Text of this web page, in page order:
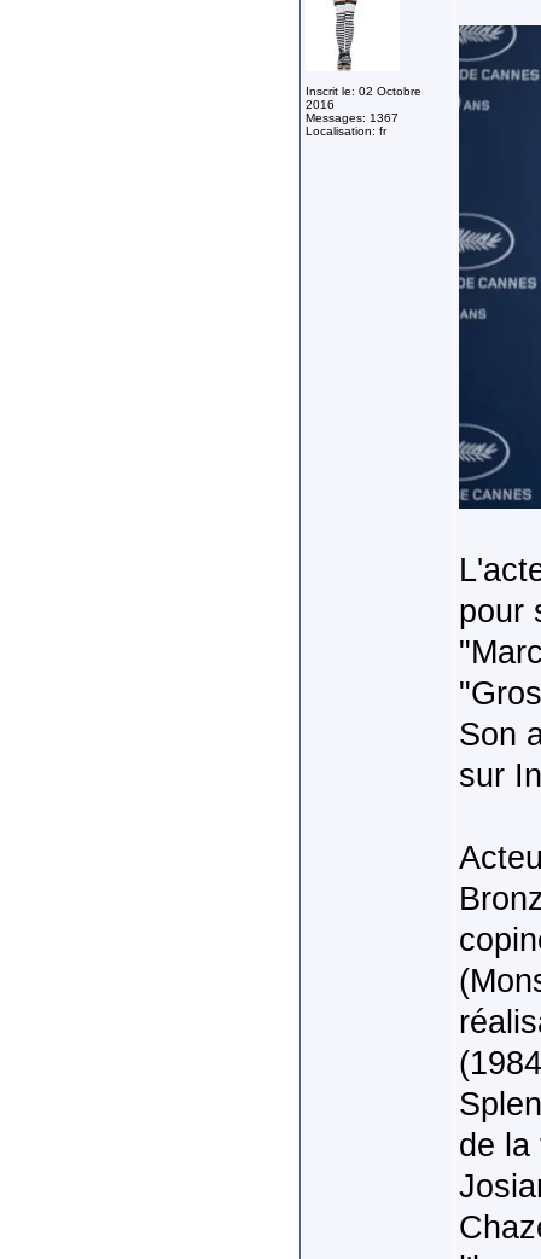
Inscrit le: 02 Octobre
2016
Messages: 1367
Localisation: fr
pour
Son
sur
de la